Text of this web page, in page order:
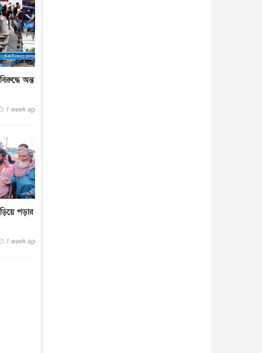
অন্ত
1 week ago
পড়ার
1 week ago